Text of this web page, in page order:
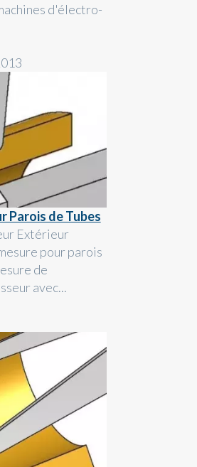
d'électro-
Parois de Tubes
Extérieur
pour parois
de
avec...